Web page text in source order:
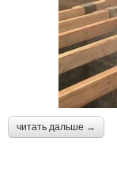
читать дальше →